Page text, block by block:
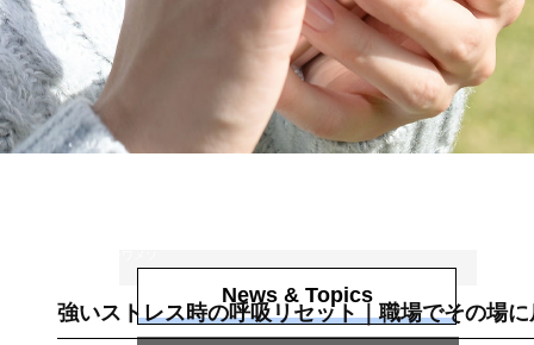
強いストレス時の呼吸リセット｜職場でその場
News & Topics